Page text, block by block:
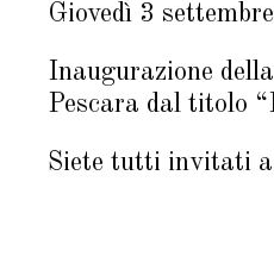
Giovedì 3
Inaugurazione
Pescara dal titolo
Siete tutti invitati a